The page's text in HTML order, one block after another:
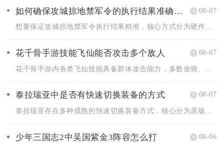
如何确保攻城掠地禁军令的执行结果准确无误 08-07
想要保证攻城掠地禁军令执行结果精准，核心方式分为硬件稳定配置...
花千骨手游技能飞仙能否攻击多个敌人 08-07
泰拉瑞亚中是否有快速切换装备的方式 08-07
少年三国志2中吴国紫金3阵容怎么打 08-06